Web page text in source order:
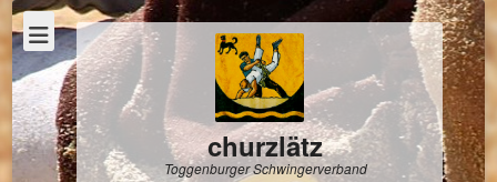
churzlätz
Toggenburger Schwingerverband